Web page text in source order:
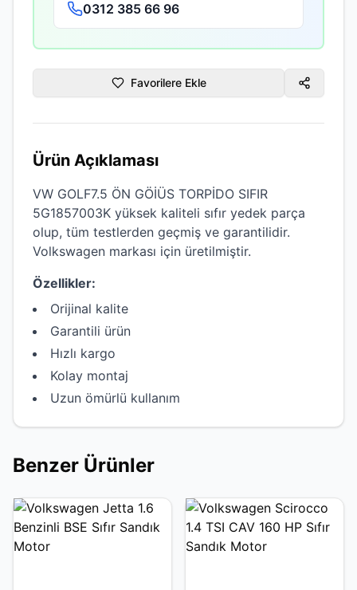
0312 385 66 96
Favorilere Ekle
Ürün Açıklaması
VW GOLF7.5 ÖN GÖİÜS TORPİDO SIFIR
5G1857003K yüksek kaliteli sıfır yedek parça
olup, tüm testlerden geçmiş ve garantilidir.
Volkswagen markası için üretilmiştir.
Özellikler:
Orijinal kalite
Garantili ürün
Hızlı kargo
Kolay montaj
Uzun ömürlü kullanım
Benzer Ürünler